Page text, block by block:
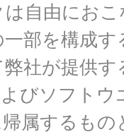
自由にお
部を構成
社が提供
びソフト
属するも